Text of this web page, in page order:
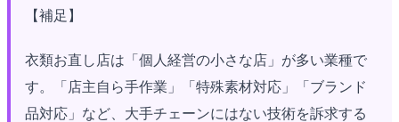
【補足】
衣類お直し店は「個人経営の小さな店」が多い業種で
す。「店主自ら手作業」「特殊素材対応」「ブランド
品対応」など、大手チェーンにはない技術を訴求する